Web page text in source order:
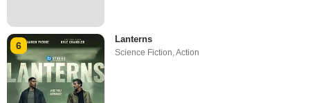
6
Lanterns
Science Fiction,Action